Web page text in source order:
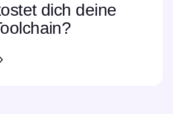
dich deine